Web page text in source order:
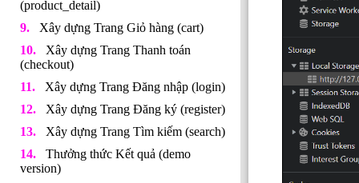
(product_detail)
Xây dựng Trang Giỏ hàng (cart)
Xây dựng Trang Thanh toán
(checkout)
Xây dựng Trang Đăng nhập (login)
Xây dựng Trang Đăng ký (register)
Xây dựng Trang Tìm kiếm (search)
Thưởng thức Kết quả (demo
version)